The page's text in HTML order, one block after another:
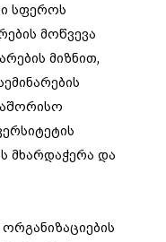
სფეროს
მოწვევა
მიზნით,
მხარდაჭერა და